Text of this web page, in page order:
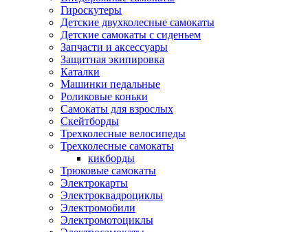
Гироскутеры
Детские двухколесные самокаты
Детские самокаты с сиденьем
Запчасти и аксессуары
Защитная экипировка
Каталки
Машинки педальные
Роликовые коньки
Самокаты для взрослых
Скейтборды
Трехколесные велосипеды
Трехколесные самокаты
кикборды
Трюковые самокаты
Электрокарты
Электроквадроциклы
Электромобили
Электромотоциклы